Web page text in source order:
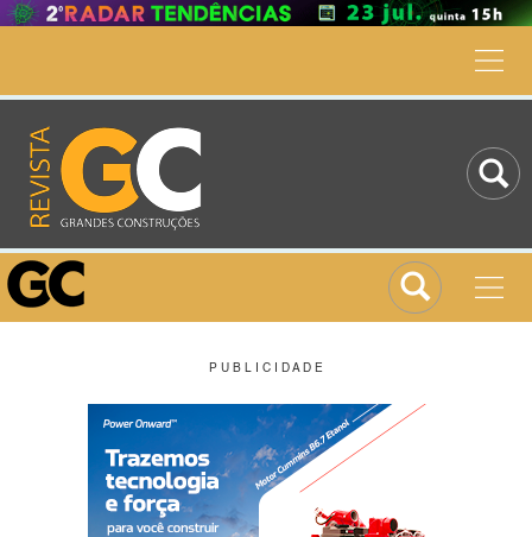
P U B L I C I D A D E